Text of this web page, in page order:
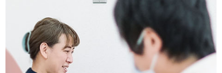
ブログ
スクール生募集